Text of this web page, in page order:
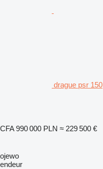
drague psr 150
990 000 PLN ≈ 229 500 €